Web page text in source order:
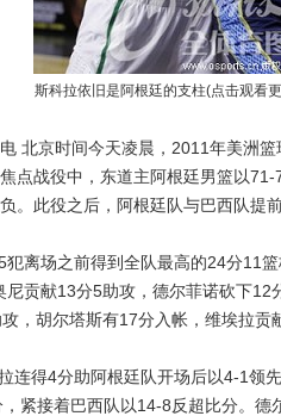
斯科拉依旧是阿根廷的支柱(点击观看
京时间今天凌晨，2011年美洲篮
点战役中，东道主阿根廷男篮以
。此役之后，阿根廷队与巴西队提前
场之前得到全队最高的24分11篮
尼贡献13分5助攻，德尔菲诺砍下12
，胡尔塔斯有17分入帐，维埃拉贡
得4分助阿根廷队开场后以4-1领
紧接着巴西队以14-8反超比分。德